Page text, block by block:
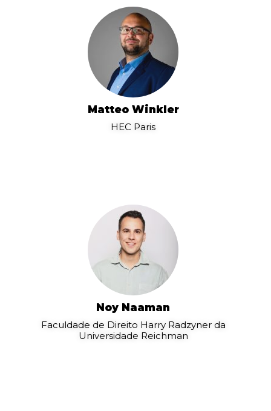
Matteo Winkler
HEC Paris
Noy Naaman
Faculdade de Direito Harry Radzyner da
Universidade Reichman